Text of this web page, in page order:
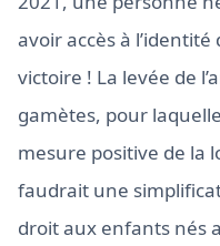
avoir accès à l’identité
victoire ! La levée de
gamètes, pour
mesure positive de la
faudrait une
droit aux enfants nés